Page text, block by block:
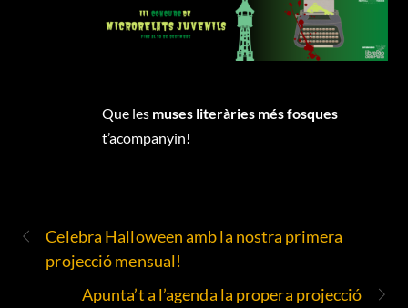
Que les muses literàries més fosques
t’acompanyin!
Celebra Halloween amb la nostra primera
projecció mensual!
Apunta’t a l’agenda la propera projecció